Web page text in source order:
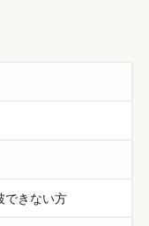
できない方